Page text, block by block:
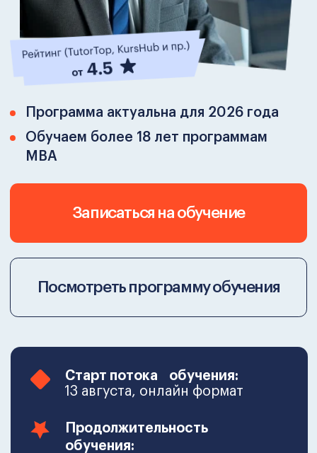
Продолжительность
обучения:
6 месяцев (436 часов)
Старт потока обучения:
13 августа, онлайн формат
на 12 месяцев
студентов и выпускников
Попасть в сообщество
становитесь частьюэксклюзивного
единомышленников и выпускников